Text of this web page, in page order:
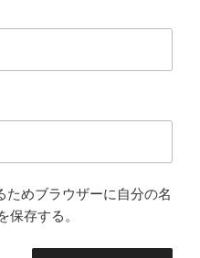
ためブラウザーに自分の名
保存する。